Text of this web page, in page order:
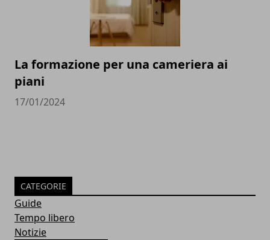
La formazione per una cameriera ai
piani
17/01/2024
CATEGORIE
Guide
Tempo libero
Notizie